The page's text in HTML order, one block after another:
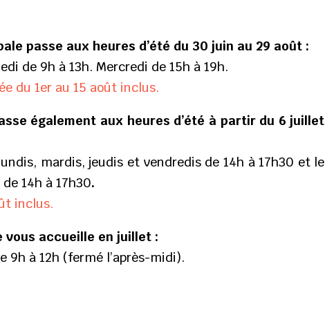
passe aux heures d’été du 30 juin au 29 août :
de 9h à 13h. Mercredi de 15h à 19h.
du 1er au 15 août inclus.
également aux heures d’été à partir du 6 juillet
mardis, jeudis et vendredis de 14h à 17h30 et le
14h à 17h30.
inclus.
vous accueille en juillet :
9h à 12h (fermé l’après-midi).